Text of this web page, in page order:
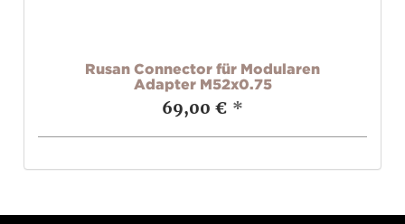
Rusan Connector für Modularen
Adapter M52x0.75
69,00 € *